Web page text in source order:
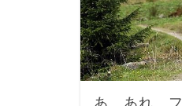
あ、あれ。